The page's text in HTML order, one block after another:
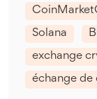
Solana
exchange
échange de